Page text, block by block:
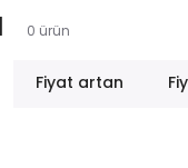
0 ürün
Fiyat artan